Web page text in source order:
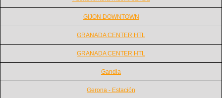
GIJON DOWNTOWN
GRANADA CENTER HTL
GRANADA CENTER HTL
Gandia
Gerona - Estación